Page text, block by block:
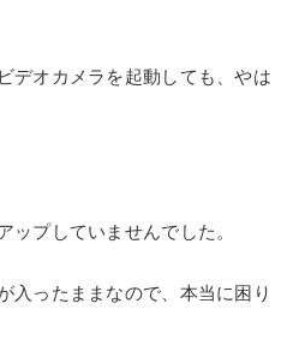
デオカメラを起動しても、やは
ップしていませんでした。
入ったままなので、本当に困り